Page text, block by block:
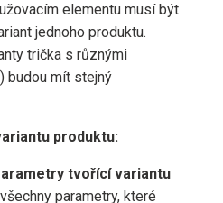
elementu musí být
jednoho produktu.
trička s různými
budou mít stejný
produktu:
tvořící variantu
parametry, které